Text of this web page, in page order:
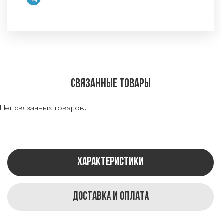
Связанные товары
Нет связанных товаров.
Характеристики
Доставка и оплата